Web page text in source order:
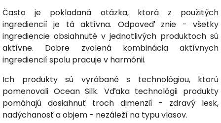
Často je pokladaná otázka, ktorá z použitých
ingrediencií je tá aktívna. Odpoveď znie - všetky
ingrediencie obsiahnuté v jednotlivých produktoch sú
aktívne. Dobre zvolená kombinácia aktívnych
ingrediencií spolu pracuje v harmónii.
Ich produkty sú vyrábané s technológiou, ktorú
pomenovali Ocean Silk. Vďaka technológii produkty
pomáhajú dosiahnuť troch dimenzií - zdravý lesk,
nadýchanosť a objem - nezáleží na typu vlasov.